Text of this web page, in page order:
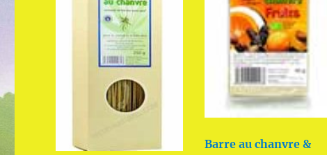
Barre au chanvre &